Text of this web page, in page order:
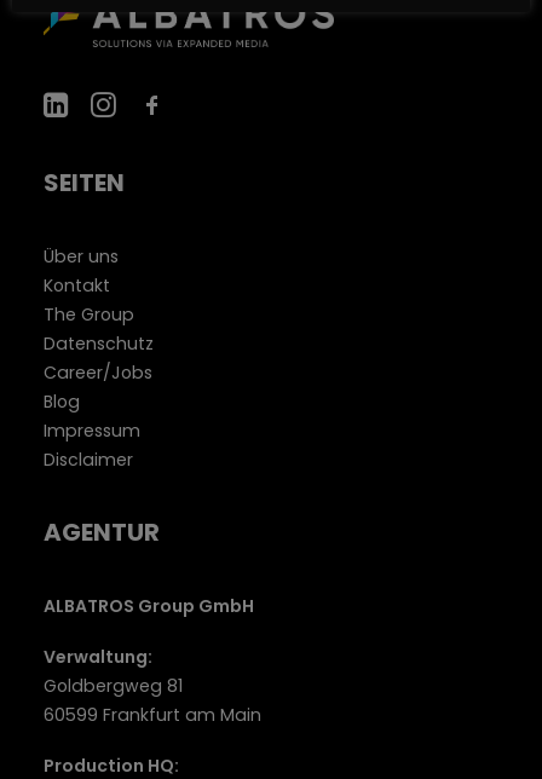
SEITEN
Über uns
Kontakt
The Group
Datenschutz
Career/Jobs
Blog
Impressum
Disclaimer
AGENTUR
ALBATROS Group GmbH
Verwaltung:
Goldbergweg 81
60599 Frankfurt am Main
Production HQ: